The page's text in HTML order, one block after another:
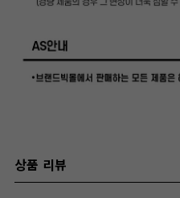
상품 리뷰